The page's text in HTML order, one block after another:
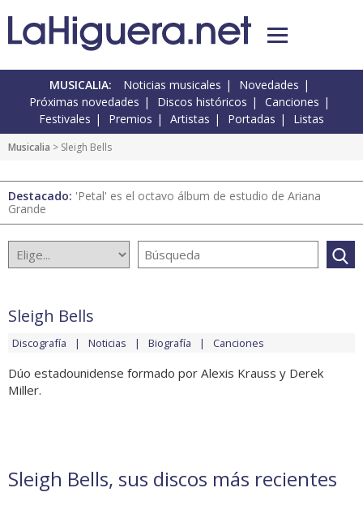
MUSICALIA: Noticias musicales
Novedades
Próximas novedades
Discos históricos
Canciones
Festivales
Premios Artistas Portadas Listas
Musicalia > Sleigh Bells
Destacado: 'Petal' es el octavo álbum de estudio de Ariana
Grande
Sleigh Bells
Discografía Noticias Biografía Canciones
Dúo estadounidense formado por Alexis Krauss y Derek
Miller.
Sleigh Bells, sus discos más recientes